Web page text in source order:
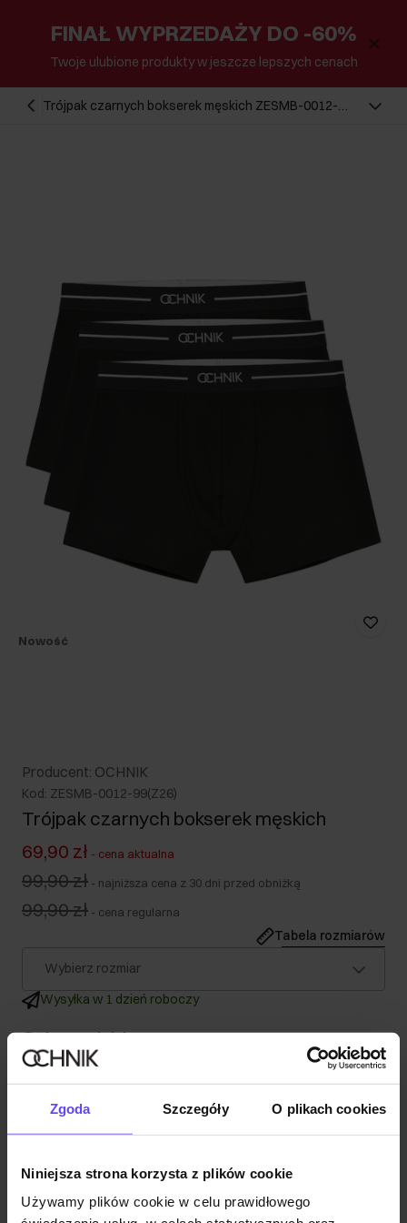
Zgoda Szczegóły O plikach cookies
Niniejsza strona korzysta z plików cookie
Używamy plików cookie w celu prawidłowego
FINAŁ WYPRZEDAŻY DO -60%
Twoje ulubione produkty w jeszcze lepszych cenach
Trójpak czarnych bokserek męskich ZESMB-0012-
Nowość
Producent: OCHNIK
Kod: ZESMB-0012-99(Z26)
Trójpak czarnych bokserek męskich
69,90 zł - cena aktualna
99,90 zł - najniższa cena z 30 dni przed obniżką
99,90 zł - cena regularna
Tabela rozmiarów
Wybierz rozmiar
Wysyłka w 1 dzień roboczy
Opis produktu
Opinie